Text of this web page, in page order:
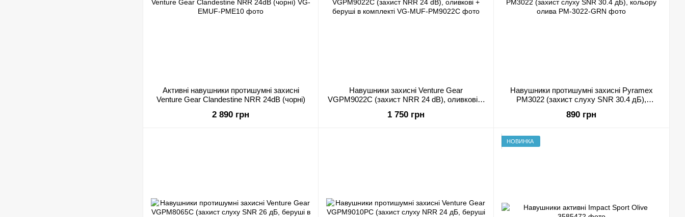
Активні навушники протишумні захисні
Venture Gear Clandestine NRR 24dB (чорні)
2 890 грн
Навушники захисні Venture Gear
VGPM9022C (захист NRR 24 dB), оливкові +
1 750 грн
Навушники протишумні захисні Pyramex
PM3022 (захист слуху SNR 30.4 дБ),
890 грн
НОВИНКА